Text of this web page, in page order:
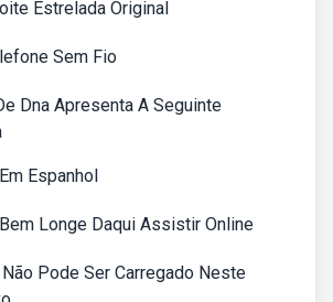
Estrelada Original
Sem Fio
Dna Apresenta A Seguinte
Espanhol
Longe Daqui Assistir Online
Pode Ser Carregado Neste